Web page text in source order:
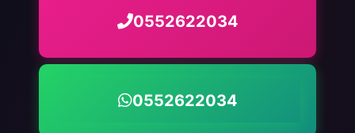
0552622034
0552622034